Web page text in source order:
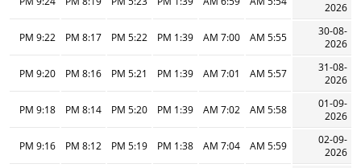
2026
30-08-
2026
5:55 AM
7:00 AM
1:39 PM
5:22 PM
8:17 PM
9:22 PM
31-08-
2026
5:57 AM
7:01 AM
1:39 PM
5:21 PM
8:16 PM
9:20 PM
01-09-
2026
5:58 AM
7:02 AM
1:39 PM
5:20 PM
8:14 PM
9:18 PM
02-09-
2026
5:59 AM
7:04 AM
1:38 PM
5:19 PM
8:12 PM
9:16 PM